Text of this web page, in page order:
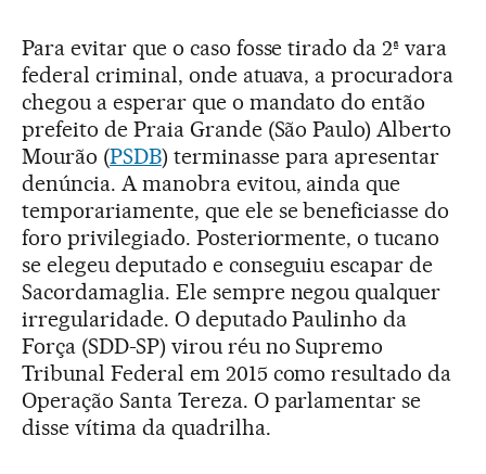
Para evitar que o caso fosse tirado da 2ª vara
federal criminal, onde atuava, a procuradora
chegou a esperar que o mandato do então
prefeito de Praia Grande (São Paulo) Alberto
Mourão (PSDB) terminasse para apresentar
denúncia. A manobra evitou, ainda que
temporariamente, que ele se beneficiasse do
foro privilegiado. Posteriormente, o tucano
se elegeu deputado e conseguiu escapar de
Sacordamaglia. Ele sempre negou qualquer
irregularidade. O deputado Paulinho da
Força (SDD-SP) virou réu no Supremo
Tribunal Federal em 2015 como resultado da
Operação Santa Tereza. O parlamentar se
disse vítima da quadrilha.